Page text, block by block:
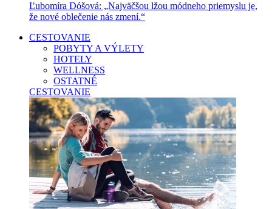
Ľubomíra Dóšová: „Najväčšou lžou módneho priemyslu je,
že nové oblečenie nás zmení.“
CESTOVANIE
POBYTY A VÝLETY
HOTELY
WELLNESS
OSTATNÉ
CESTOVANIE